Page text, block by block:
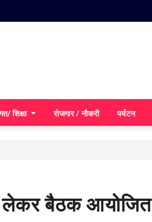
शिक्षा रोजगार / नौकरी पर्यटन
लेकर बैठक आयोजित